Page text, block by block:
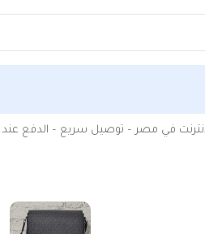
في مصر – توصيل سريع – الدفع عند